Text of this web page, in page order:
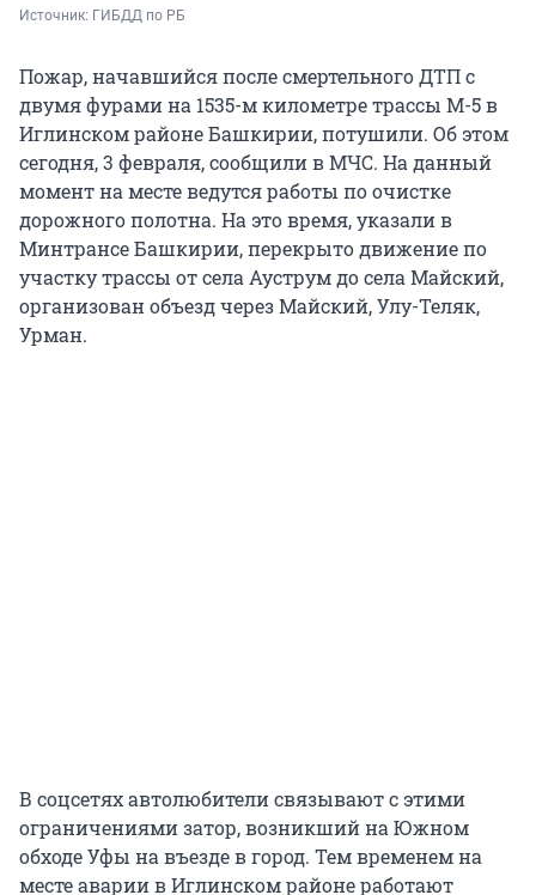
Источник: ГИБДД по РБ
Пожар, начавшийся после смертельного ДТП с
двумя фурами на 1535-м километре трассы М-5 в
Иглинском районе Башкирии, потушили. Об этом
сегодня, 3 февраля, сообщили в МЧС. На данный
момент на месте ведутся работы по очистке
дорожного полотна. На это время, указали в
Минтрансе Башкирии, перекрыто движение по
участку трассы от села Ауструм до села Майский,
организован объезд через Майский, Улу-Теляк,
Урман.
В соцсетях автолюбители связывают с этими
ограничениями затор, возникший на Южном
обходе Уфы на въезде в город. Тем временем на
месте аварии в Иглинском районе работают